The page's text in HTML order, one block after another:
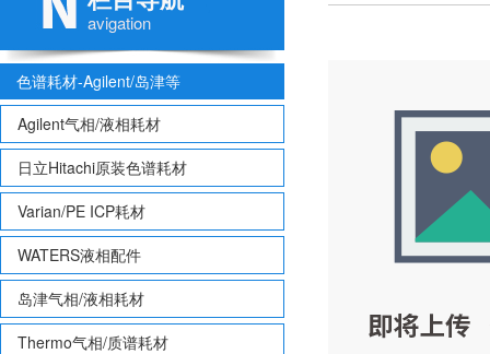
avigation
色谱耗材-Agilent/岛津等
Agilent气相/液相耗材
日立Hitachi原装色谱耗材
Varian/PE ICP耗材
WATERS液相配件
岛津气相/液相耗材
Thermo气相/质谱耗材